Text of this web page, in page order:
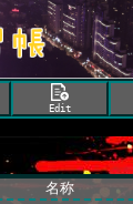
Edit
名称